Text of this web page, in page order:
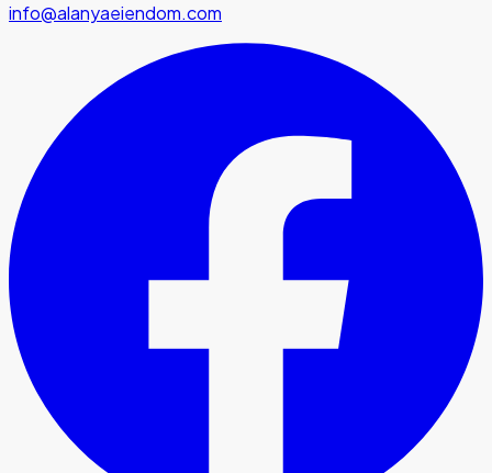
info@alanyaeiendom.com